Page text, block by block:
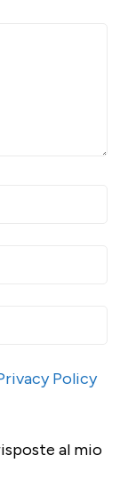
Policy
al mio